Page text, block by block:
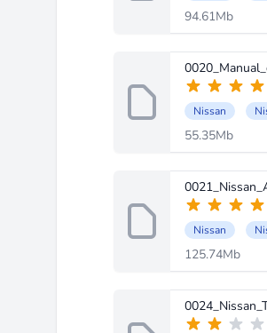
94.61Mb
Nissan
55.35Mb
Nissan
125.74Mb